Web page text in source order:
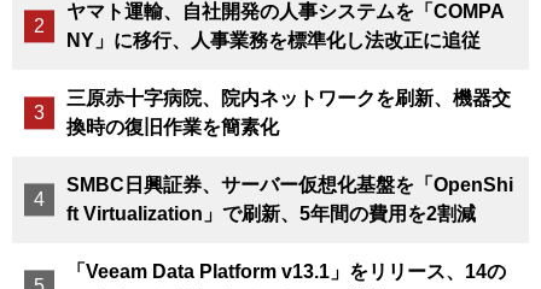
ヤマト運輸、自社開発の人事システムを「COMPA
NY」に移行、人事業務を標準化し法改正に追従
三原赤十字病院、院内ネットワークを刷新、機器交
換時の復旧作業を簡素化
SMBC日興証券、サーバー仮想化基盤を「OpenShi
ft Virtualization」で刷新、5年間の費用を2割減
「Veeam Data Platform v13.1」をリリース、14の